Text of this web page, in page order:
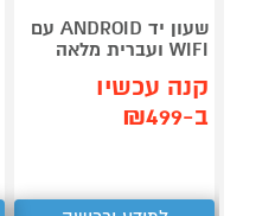
שעון יד ANDROID עם
WIFI ועברית מלאה
קנה עכשיו
ב-₪499